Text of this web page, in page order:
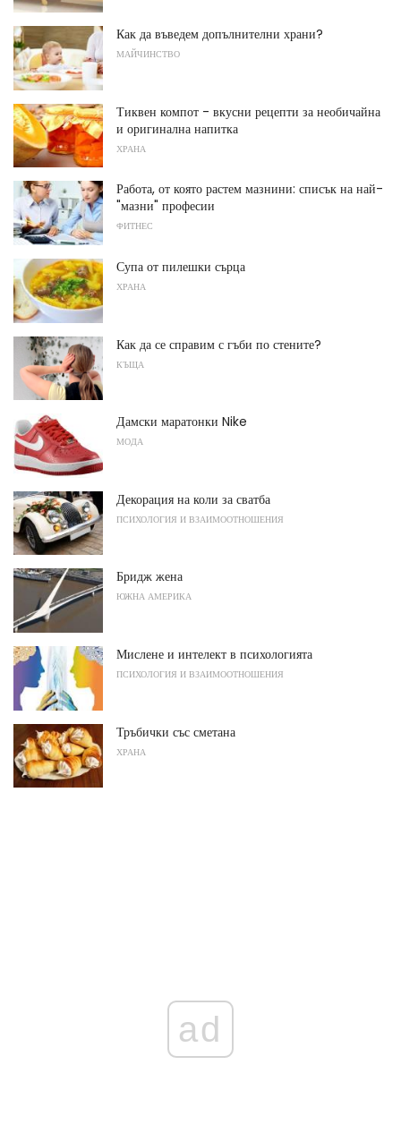
Как да въведем допълнителни храни?
МАЙЧИНСТВО
Тиквен компот - вкусни рецепти за необичайна
и оригинална напитка
ХРАНА
Работа, от която растем мазнини: списък на най-
"мазни" професии
ФИТНЕС
Супа от пилешки сърца
ХРАНА
Как да се справим с гъби по стените?
КЪЩА
Дамски маратонки Nike
МОДА
Декорация на коли за сватба
ПСИХОЛОГИЯ И ВЗАИМООТНОШЕНИЯ
Бридж жена
ЮЖНА АМЕРИКА
Мислене и интелект в психологията
ПСИХОЛОГИЯ И ВЗАИМООТНОШЕНИЯ
Тръбички със сметана
ХРАНА
ad